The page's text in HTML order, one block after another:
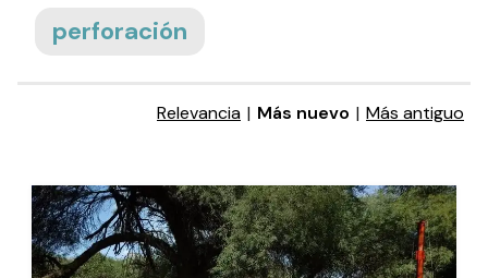
perforación
Relevancia | Más nuevo | Más antiguo